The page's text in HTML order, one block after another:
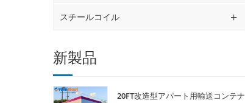
スチールコイル
新製品
20FT改造型アパート用輸送コンテナ